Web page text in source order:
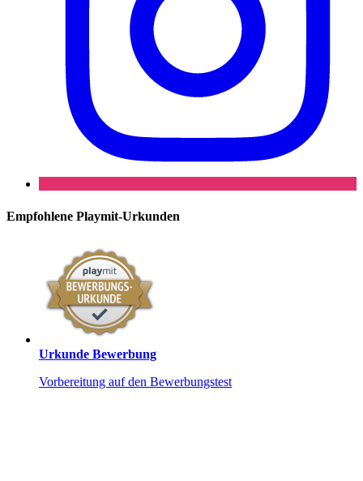
Empfohlene Playmit-Urkunden
Urkunde Bewerbung
Vorbereitung auf den Bewerbungstest